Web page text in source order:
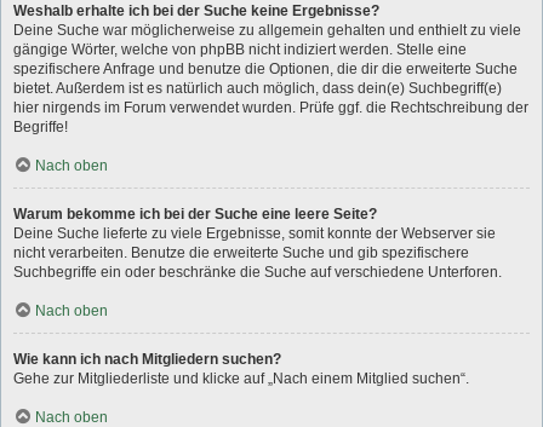
Weshalb erhalte ich bei der Suche keine Ergebnisse?
Deine Suche war möglicherweise zu allgemein gehalten und enthielt zu viele
gängige Wörter, welche von phpBB nicht indiziert werden. Stelle eine
spezifischere Anfrage und benutze die Optionen, die dir die erweiterte Suche
bietet. Außerdem ist es natürlich auch möglich, dass dein(e) Suchbegriff(e)
hier nirgends im Forum verwendet wurden. Prüfe ggf. die Rechtschreibung der
Begriffe!
Nach oben
Warum bekomme ich bei der Suche eine leere Seite?
Deine Suche lieferte zu viele Ergebnisse, somit konnte der Webserver sie
nicht verarbeiten. Benutze die erweiterte Suche und gib spezifischere
Suchbegriffe ein oder beschränke die Suche auf verschiedene Unterforen.
Nach oben
Wie kann ich nach Mitgliedern suchen?
Gehe zur Mitgliederliste und klicke auf „Nach einem Mitglied suchen“.
Nach oben